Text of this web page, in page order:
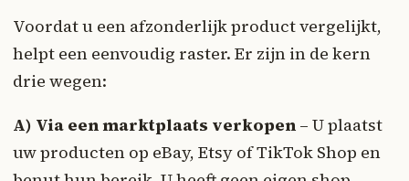
Voordat u een afzonderlijk product vergelijkt,
helpt een eenvoudig raster. Er zijn in de kern
drie wegen:
A) Via een marktplaats verkopen – U plaatst
uw producten op eBay, Etsy of TikTok Shop en